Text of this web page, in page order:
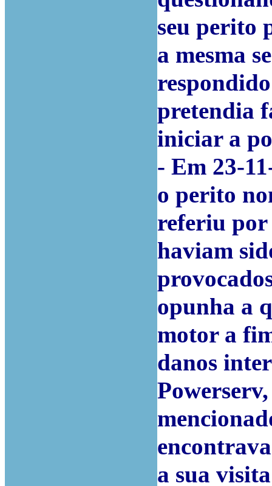
seu perito
a mesma
pretendia
iniciar a
- Em 23-
o perito
referiu por
haviam
opunha a
motor a
danos
a sua